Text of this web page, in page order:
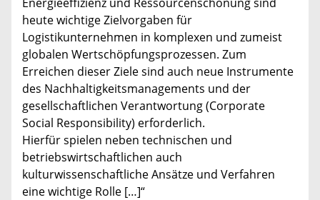
heute wichtige Zielvorgaben für
Logistikunternehmen in komplexen und zumeist
globalen Wertschöpfungsprozessen. Zum
Erreichen dieser Ziele sind auch neue Instrumente
des Nachhaltigkeitsmanagements und der
gesellschaftlichen Verantwortung (Corporate
Social Responsibility) erforderlich.
Hierfür spielen neben technischen und
betriebswirtschaftlichen auch
kulturwissenschaftliche Ansätze und Verfahren
eine wichtige Rolle […]“